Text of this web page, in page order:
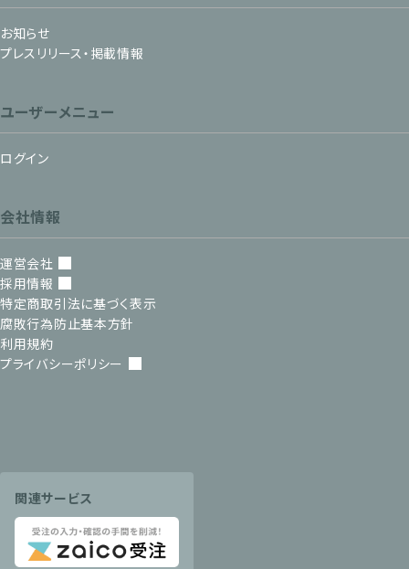
お知らせ
プレスリリース・掲載情報
ユーザーメニュー
ログイン
会社情報
運営会社
採用情報
特定商取引法に基づく表示
腐敗行為防止基本方針
利用規約
プライバシーポリシー
関連サービス